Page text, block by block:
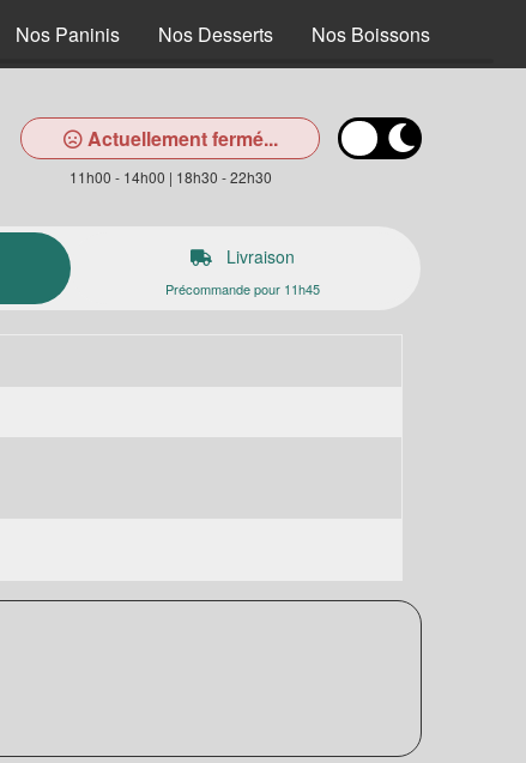
Nos Paninis Nos Desserts Nos Boissons
Actuellement fermé...
11h00 - 14h00 | 18h30 - 22h30
Livraison
Précommande pour 11h45